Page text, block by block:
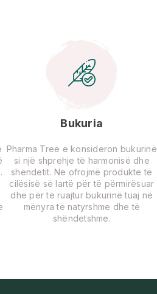
Bukuria
Pharma Tree e konsideron bukurinë
si një shprehje të harmonisë dhe
shëndetit. Ne ofrojmë produkte të
cilësisë së lartë për të përmirësuar
dhe për të ruajtur bukurinë tuaj në
mënyra të natyrshme dhe të
shëndetshme.